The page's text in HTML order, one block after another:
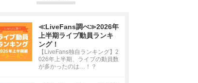
≪LiveFans調べ≫2026年
上半期ライブ動員ランキ
ング！
【LiveFans独自ランキング】2
026年上半期、ライブの動員数
が多かったのは…！？